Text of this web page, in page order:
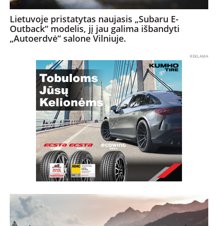
Lietuvoje pristatytas naujasis „Subaru E-
Outback“ modelis, jį jau galima išbandyti
„Autoerdvė“ salone Vilniuje.
REKLAMA